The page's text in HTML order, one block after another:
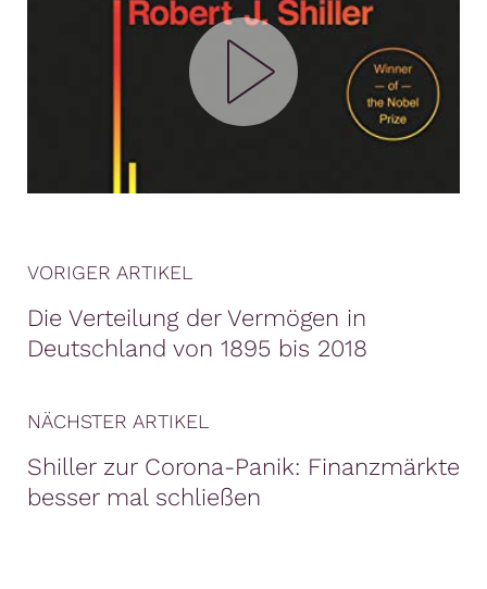
VORIGER ARTIKEL
Die Verteilung der Vermögen in
Deutschland von 1895 bis 2018
NÄCHSTER ARTIKEL
Shiller zur Corona-Panik: Finanzmärkte
besser mal schließen